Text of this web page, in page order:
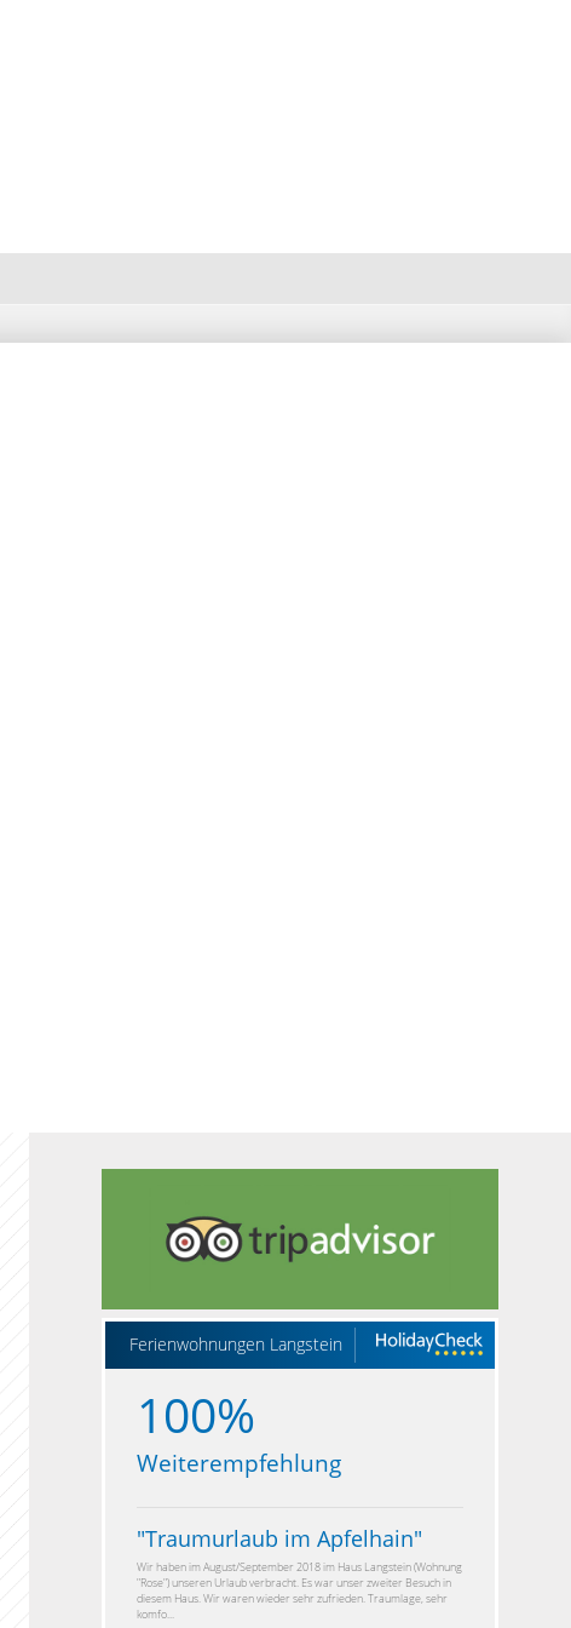
Ferienwohnungen Langstein
100%
Weiterempfehlung
"Traumurlaub im Apfelhain"
Wir haben im August/September 2018 im Haus Langstein (Wohnung
"Rose") unseren Urlaub verbracht. Es war unser zweiter Besuch in
diesem Haus. Wir waren wieder sehr zufrieden. Traumlage, sehr
komfo...